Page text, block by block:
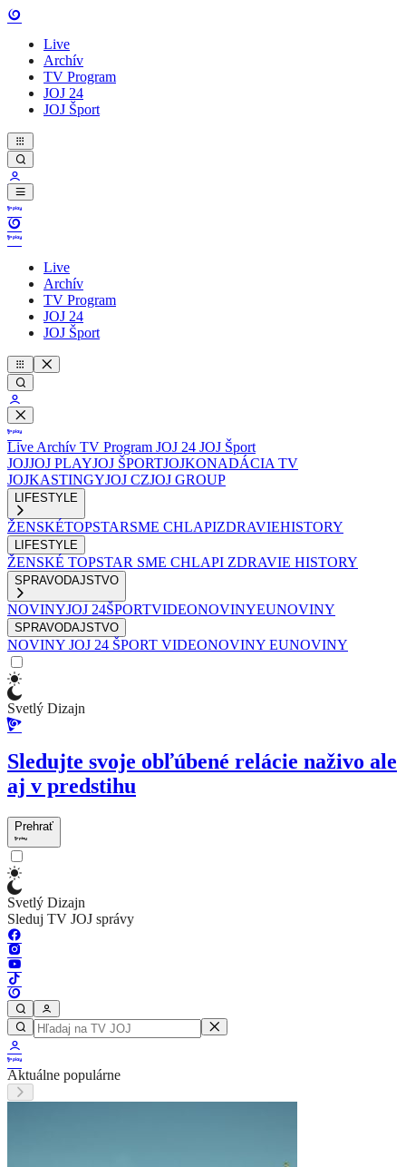
Live
Archív
TV Program
JOJ 24
JOJ Šport
Live
Archív
TV Program
JOJ 24
JOJ Šport
Live Archív TV Program JOJ 24 JOJ Šport
JOJJOJ PLAYJOJ ŠPORTJOJKONADÁCIA TV
JOJKASTINGYJOJ CZJOJ GROUP
LIFESTYLE
ŽENSKÉTOPSTARSME CHLAPIZDRAVIEHISTORY
LIFESTYLE
ŽENSKÉ TOPSTAR SME CHLAPI ZDRAVIE HISTORY
SPRAVODAJSTVO
NOVINYJOJ 24ŠPORTVIDEONOVINYEUNOVINY
SPRAVODAJSTVO
NOVINY JOJ 24 ŠPORT VIDEONOVINY EUNOVINY
Svetlý Dizajn
Sledujte svoje obľúbené relácie naživo ale
aj v predstihu
Prehrať
Svetlý Dizajn
Sleduj TV JOJ správy
Aktuálne populárne